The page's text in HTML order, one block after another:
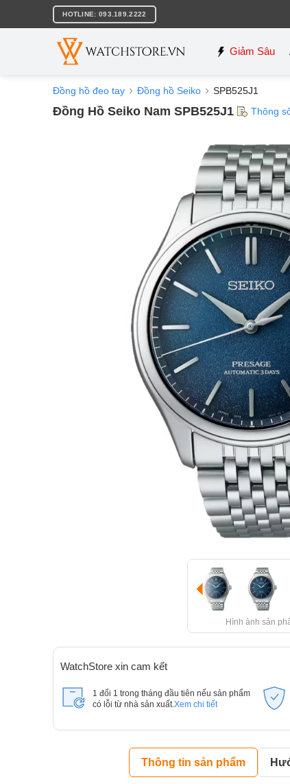
nội
HOTLINE: 093.189.2222
Giảm Sâu
Đồng hồ đeo tay Đồng hồ Seiko SPB525J1
Đồng Hồ Seiko Nam SPB525J1 Thông
Hình ảnh sản
WatchStore xin cam kết
1 đổi 1 trong tháng đầu tiên nếu sản phẩm
có lỗi từ nhà sản xuất. Xem chi tiết
Thông tin sản phẩm